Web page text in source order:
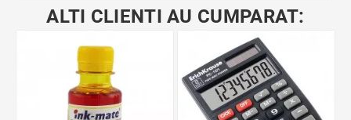
ALTI CLIENTI AU CUMPARAT: